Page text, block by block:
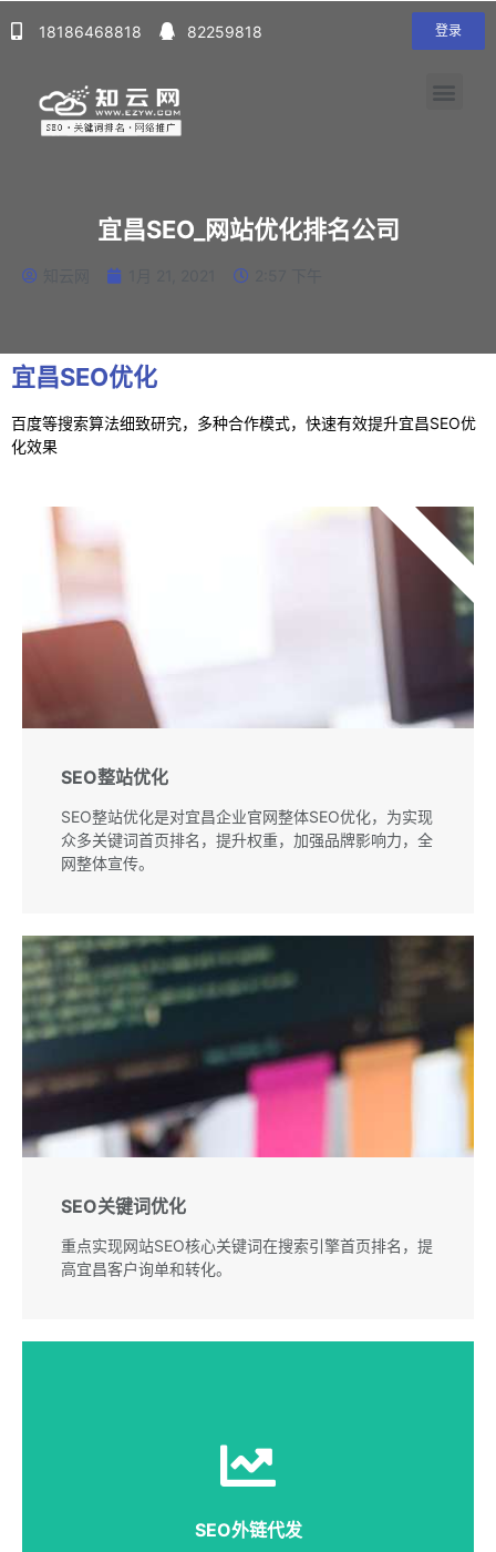
18186468818 82259818 登录
宜昌SEO_网站优化排名公司
宜昌SEO优化
百度等搜索算法细致研究，多种合作模式，快速有效提升宜昌SEO优
化效果
SEO整站优化
SEO整站优化是对宜昌企业官网整体SEO优化，为实现
众多关键词首页排名，提升权重，加强品牌影响力，全
网整体宣传。
推荐
SEO关键词优化
重点实现网站SEO核心关键词在搜索引擎首页排名，提
高宜昌客户询单和转化。
SEO外链代发
SEO外链代发服务是可以帮助SEO人员更好更快的完成
外链优化这项关键工作，大量的高质量的外链，能够明
显提高网站流量和权重。
详细说明